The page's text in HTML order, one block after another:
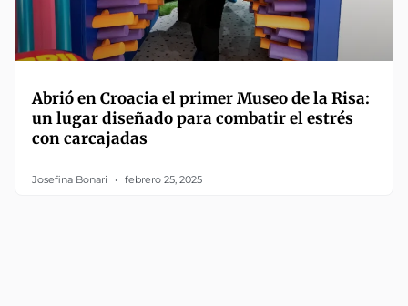
Abrió en Croacia el primer Museo de la Risa:
un lugar diseñado para combatir el estrés
con carcajadas
Josefina Bonari febrero 25, 2025